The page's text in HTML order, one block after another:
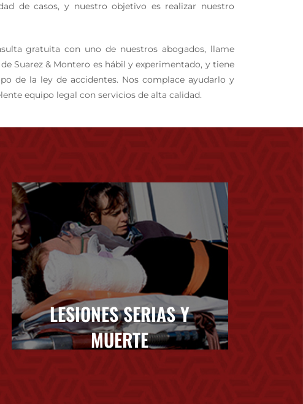
de casos, y nuestro objetivo es realizar nuestro
gratuita con uno de nuestros abogados, llame
Suarez & Montero es hábil y experimentado, y tiene
de la ley de accidentes. Nos complace ayudarlo y
equipo legal con servicios de alta calidad.
LESIONES SERIAS Y
MUERTE